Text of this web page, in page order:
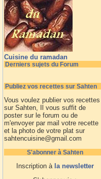
Cuisine du ramadan
Derniers sujets du Forum
Publiez vos recettes sur Sahten
Vous voulez publier vos recettes
sur Sahten, Il vous suffit de
poster sur le forum ou de
m'envoyer par mail votre recette
et la photo de votre plat sur
sahtencuisine@gmail.com
S'abonner à Sahten
Inscription à la newsletter